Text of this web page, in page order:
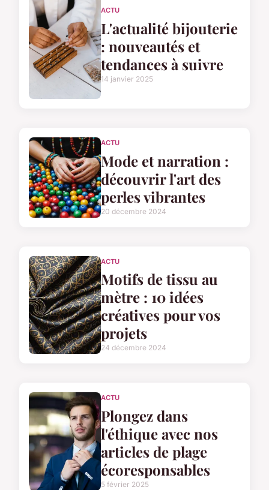
ACTU
L'actualité bijouterie
: nouveautés et
tendances à suivre
14 janvier 2025
ACTU
Mode et narration :
découvrir l'art des
perles vibrantes
20 décembre 2024
ACTU
Motifs de tissu au
mètre : 10 idées
créatives pour vos
projets
24 décembre 2024
ACTU
Plongez dans
l'éthique avec nos
articles de plage
écoresponsables
5 février 2025